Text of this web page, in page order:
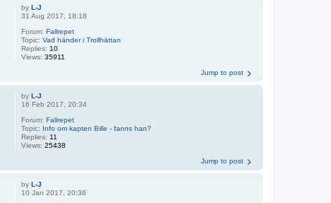
byL-J
31 Aug 2017, 18:18
Forum:Fallrepet
Topic:Vad händer i Trollhättan
Replies: 10
Views:35911
Jump to post
byL-J
16 Feb 2017, 20:34
Forum:Fallrepet
Topic: Info om kapten Bille - fanns han?
Replies: 11
Views:25438
Jump to post
byL-J
10 Jan 2017, 20:36